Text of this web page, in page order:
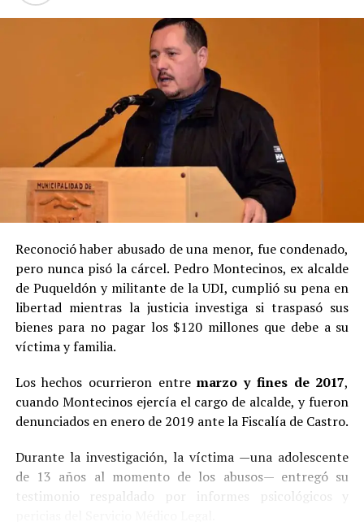
Reconoció haber abusado de una menor, fue condenado,
pero nunca pisó la cárcel. Pedro Montecinos, ex alcalde
de Puqueldón y militante de la UDI, cumplió su pena en
libertad mientras la justicia investiga si traspasó sus
bienes para no pagar los $120 millones que debe a su
víctima y familia.
Los hechos ocurrieron entremarzo y fines de 2017,
cuando Montecinos ejercía el cargo de alcalde, y fueron
denunciados en enero de 2019 ante la Fiscalía de Castro.
Durante la investigación, la víctima —una adolescente
de 13 años al momento de los abusos— entregó su
testimonio respaldado por informes psicológicos y